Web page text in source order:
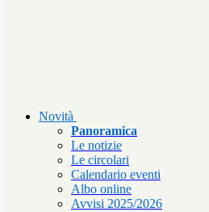
Novità
Panoramica
Le notizie
Le circolari
Calendario eventi
Albo online
Avvisi 2025/2026